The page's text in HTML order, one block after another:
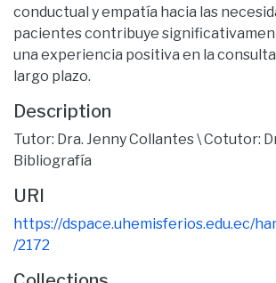
conductual y empatía hacia las
pacientes contribuye
una experiencia positiva en la consulta
largo plazo.
Description
Tutor: Dra. Jenny Collantes \ Cotutor:
Bibliografía
URI
https://dspace.uhemisferios.edu.ec/
/2172